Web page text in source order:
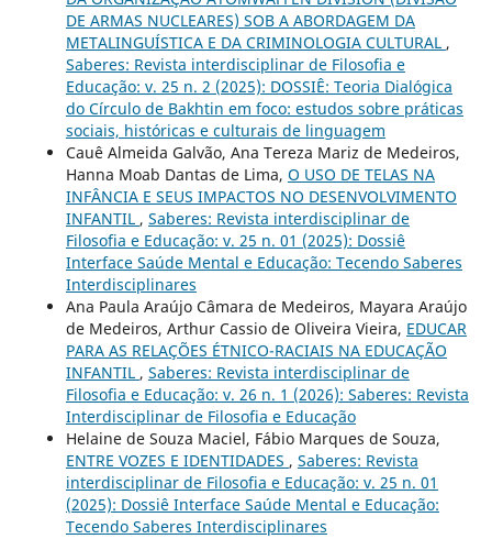
DE ARMAS NUCLEARES) SOB A ABORDAGEM DA
METALINGUÍSTICA E DA CRIMINOLOGIA CULTURAL ,
Saberes: Revista interdisciplinar de Filosofia e
Educação: v. 25 n. 2 (2025): DOSSIÊ: Teoria Dialógica
do Círculo de Bakhtin em foco: estudos sobre práticas
sociais, históricas e culturais de linguagem
Cauê Almeida Galvão, Ana Tereza Mariz de Medeiros,
Hanna Moab Dantas de Lima, O USO DE TELAS NA
INFÂNCIA E SEUS IMPACTOS NO DESENVOLVIMENTO
INFANTIL , Saberes: Revista interdisciplinar de
Filosofia e Educação: v. 25 n. 01 (2025): Dossiê
Interface Saúde Mental e Educação: Tecendo Saberes
Interdisciplinares
Ana Paula Araújo Câmara de Medeiros, Mayara Araújo
de Medeiros, Arthur Cassio de Oliveira Vieira, EDUCAR
PARA AS RELAÇÕES ÉTNICO-RACIAIS NA EDUCAÇÃO
INFANTIL , Saberes: Revista interdisciplinar de
Filosofia e Educação: v. 26 n. 1 (2026): Saberes: Revista
Interdisciplinar de Filosofia e Educação
Helaine de Souza Maciel, Fábio Marques de Souza,
ENTRE VOZES E IDENTIDADES , Saberes: Revista
interdisciplinar de Filosofia e Educação: v. 25 n. 01
(2025): Dossiê Interface Saúde Mental e Educação:
Tecendo Saberes Interdisciplinares